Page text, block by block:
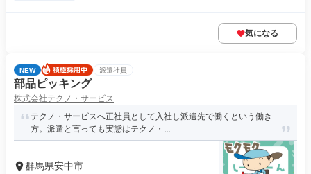
気になる
NEW 派遣社員
部品ピッキング
株式会社テクノ・サービス
テクノ・サービスへ正社員として入社し派遣先で働くという働き
方。派遣と言っても実態はテクノ・...
群馬県安中市